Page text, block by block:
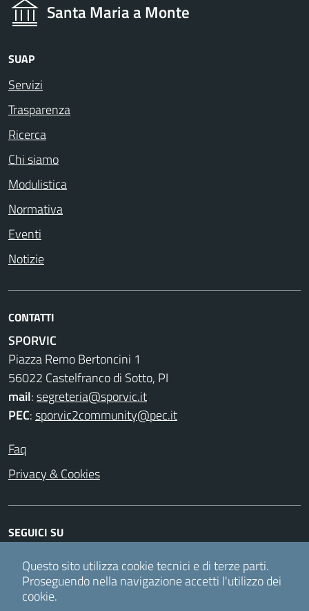
Santa Maria a Monte
SUAP
Servizi
Trasparenza
Ricerca
Chi siamo
Modulistica
Normativa
Eventi
Notizie
CONTATTI
SPORVIC
Piazza Remo Bertoncini 1
56022 Castelfranco di Sotto, PI
mail:segreteria@sporvic.it
PEC:sporvic2community@pec.it
Faq
Privacy & Cookies
SEGUICI SU
FacebookInstagramTwitter Youtube
Questo sito utilizza cookie tecnici e di terze parti.
Proseguendo nella navigazione accetti l'utilizzo dei
cookie.